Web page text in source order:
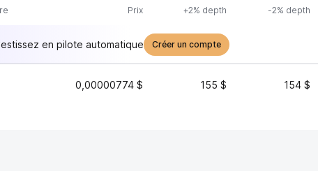
Prix +2% depth -2% depth
en pilote automatique Créer un compte
0,00000774 $ 155 $ 154 $